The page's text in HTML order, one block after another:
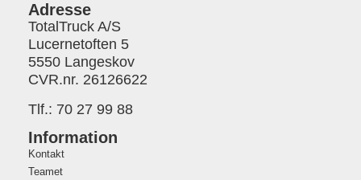
Adresse
TotalTruck A/S
Lucernetoften 5
5550 Langeskov
CVR.nr. 26126622
Tlf.: 70 27 99 88
Information
Kontakt
Teamet